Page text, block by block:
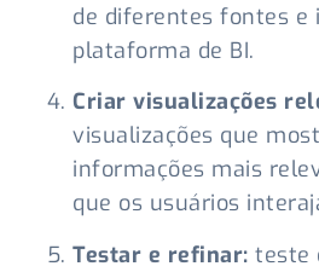
de diferentes fontes e
plataforma de BI.
Criar visualizações
visualizações que
informações mais
que os usuários
Testar e refinar: teste